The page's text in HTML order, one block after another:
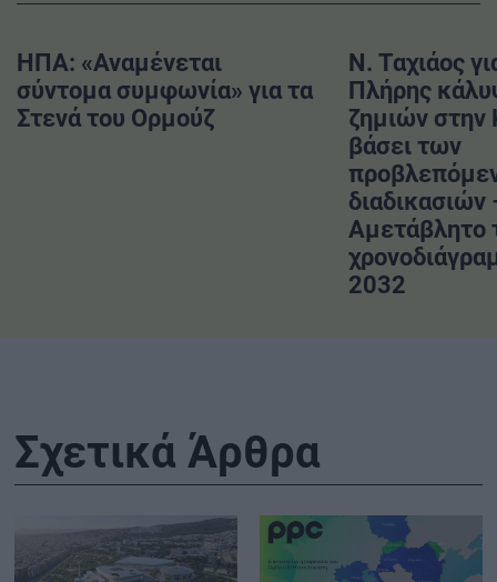
ΗΠΑ: «Αναμένεται
σύντομα συμφωνία» για τα
Στενά του Ορμούζ
Ν. Ταχιάος
Πλήρης
ζημιών στην
βάσει των
διαδικασιών
Αμετάβλητο
2032
Σχετικά Άρθρα